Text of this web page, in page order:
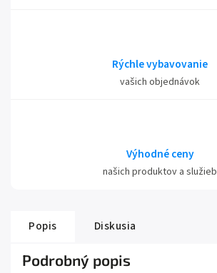
Rýchle vybavovanie
vašich objednávok
Výhodné ceny
našich produktov a služieb
Popis Diskusia
Podrobný popis